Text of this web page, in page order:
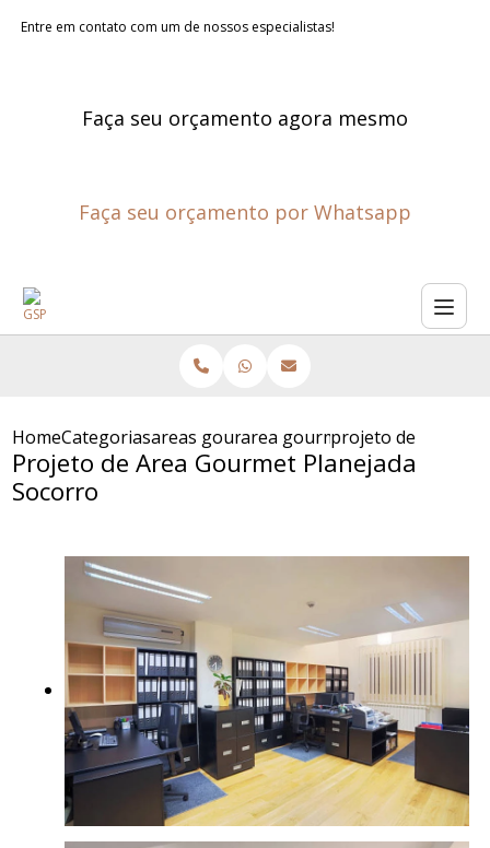
Entre em contato com um de nossos especialistas!
Faça seu orçamento agora mesmo
Faça seu orçamento por Whatsapp
HomeCategoriasareas gourmet planejadas
area gourmet externa
projeto de area
Projeto de Area Gourmet Planejada
Socorro